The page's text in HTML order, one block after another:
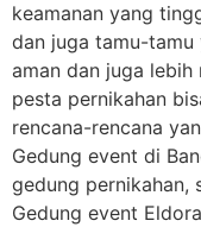
keamanan yang
dan juga tamu-tamu
aman dan juga lebih
pesta pernikahan
rencana-rencana
Gedung event di
gedung pernikahan,
Gedung event